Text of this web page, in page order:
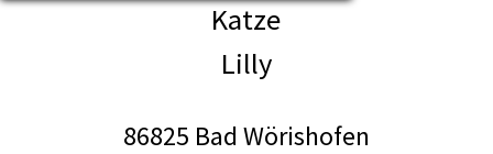
Katze
Lilly
86825 Bad Wörishofen